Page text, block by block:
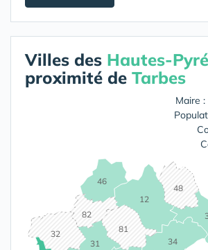
Villes des Hautes-
proximité de Tarbes
Maire :
12
31
32
34
46
48
81
82